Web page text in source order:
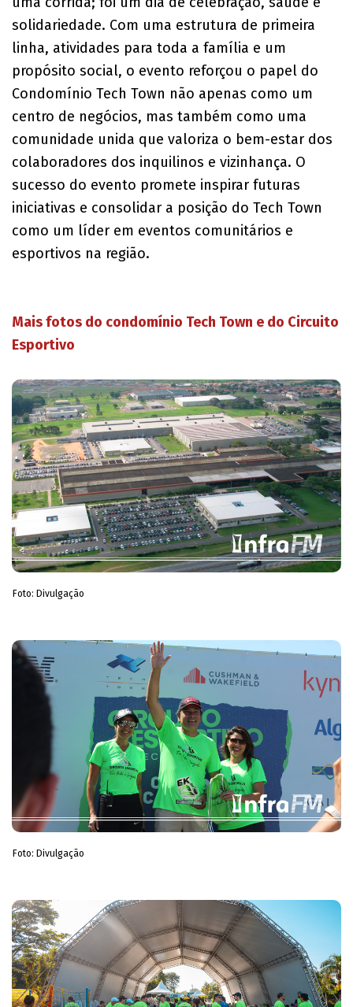
solidariedade. Com uma estrutura de primeira
linha, atividades para toda a família e um
propósito social, o evento reforçou o papel do
Condomínio Tech Town não apenas como um
centro de negócios, mas também como uma
comunidade unida que valoriza o bem-estar dos
colaboradores dos inquilinos e vizinhança. O
sucesso do evento promete inspirar futuras
iniciativas e consolidar a posição do Tech Town
como um líder em eventos comunitários e
esportivos na região.
Mais fotos do condomínio Tech Town e do Circuito
Esportivo​
Foto: Divulgação
Foto: Divulgação